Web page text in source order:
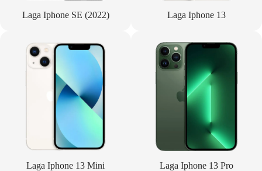
Laga Iphone SE (2022) Laga Iphone 13
Laga Iphone 13 Mini Laga Iphone 13 Pro